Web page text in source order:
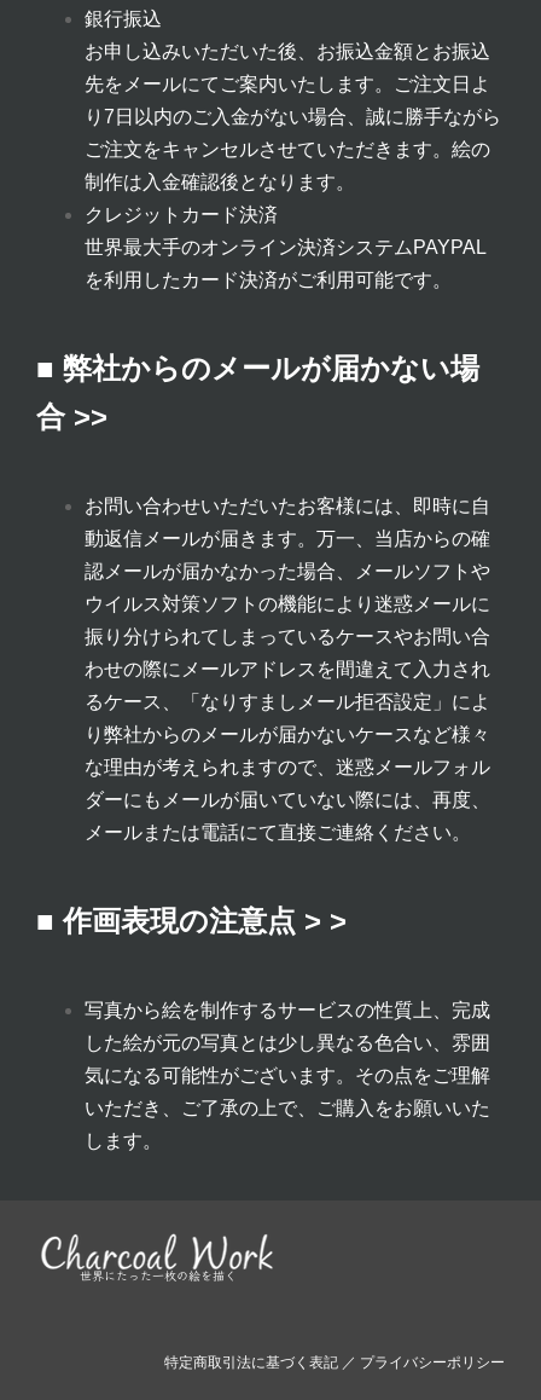
銀行振込
お申し込みいただいた後、お振込金額とお振込
先をメールにてご案内いたします。ご注文日よ
り7日以内のご入金がない場合、誠に勝手ながら
ご注文をキャンセルさせていただきます。絵の
制作は入金確認後となります。
クレジットカード決済
世界最大手のオンライン決済システムPAYPAL
を利用したカード決済がご利用可能です。
■ 弊社からのメールが届かない場
合 >>
お問い合わせいただいたお客様には、即時に自
動返信メールが届きます。万一、当店からの確
認メールが届かなかった場合、メールソフトや
ウイルス対策ソフトの機能により迷惑メールに
振り分けられてしまっているケースやお問い合
わせの際にメールアドレスを間違えて入力され
るケース、「なりすましメール拒否設定」によ
り弊社からのメールが届かないケースなど様々
な理由が考えられますので、迷惑メールフォル
ダーにもメールが届いていない際には、再度、
メールまたは電話にて直接ご連絡ください。
■ 作画表現の注意点 > >
写真から絵を制作するサービスの性質上、完成
した絵が元の写真とは少し異なる色合い、雰囲
気になる可能性がございます。その点をご理解
いただき、ご了承の上で、ご購入をお願いいた
します。
特定商取引法に基づく表記 ／ プライバシーポリシー